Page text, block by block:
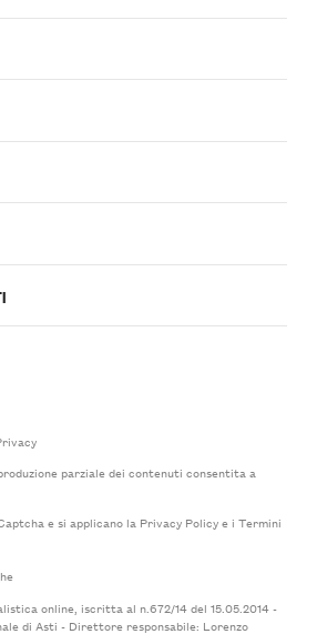
parziale dei contenuti consentita a
e si applicano la Privacy Policye i Termini
online, iscritta al n.672/14 del 15.05.2014 -
di Asti - Direttore responsabile: Lorenzo